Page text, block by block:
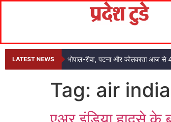
LATEST NEWS भोपाल-रीवा, पटना और कोलकाता आज से
Tag: air